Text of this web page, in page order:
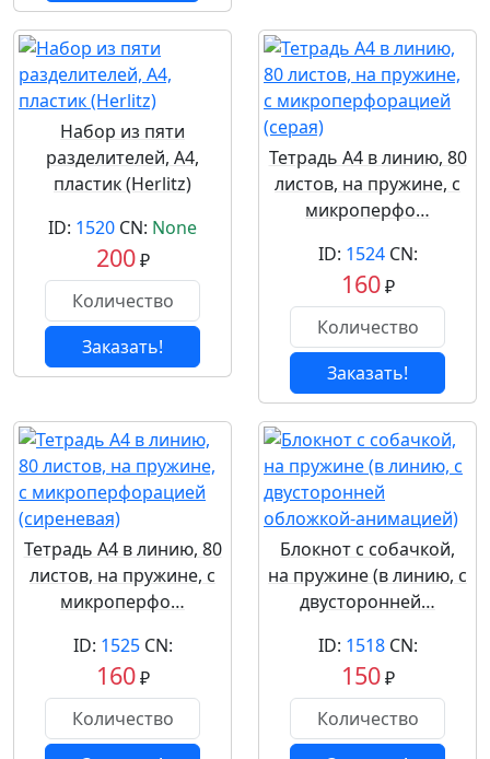
Набор из пяти
разделителей, А4,
пластик (Herlitz)
ID: 1520 CN: None
200₽
Заказать!
Тетрадь А4 в линию, 80
листов, на пружине, с
микроперфо…
ID: 1524CN:
160₽
Заказать!
Тетрадь А4 в линию, 80
листов, на пружине, с
микроперфо…
ID: 1525CN:
160₽
Блокнот с собачкой,
на пружине (в линию, с
двусторонней…
ID: 1518CN:
150₽